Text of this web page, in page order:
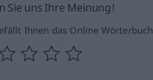
Sie uns Ihre Meinung!
Ihnen das Online